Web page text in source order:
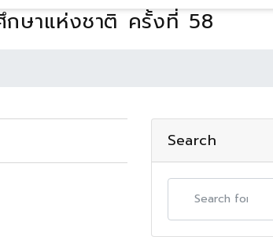
กษาแห่งชาติ ครั้งที่ 58
Search